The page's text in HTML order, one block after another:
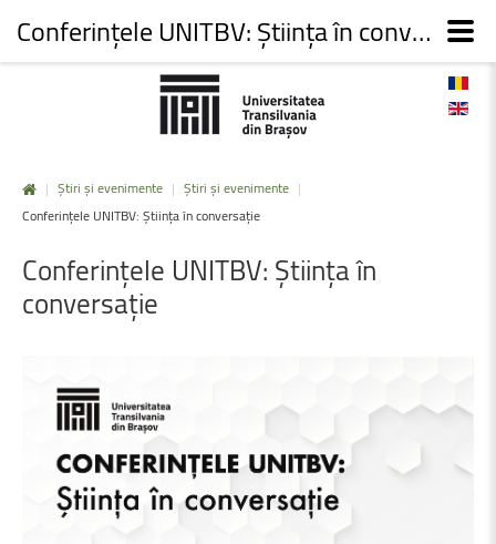
| Știri și evenimente | Știri și evenimente |
Conferințele UNITBV: Știința în conversație
Conferințele UNITBV: Științaîn
conversație
Conferințele UNITBV: Știința în conversație